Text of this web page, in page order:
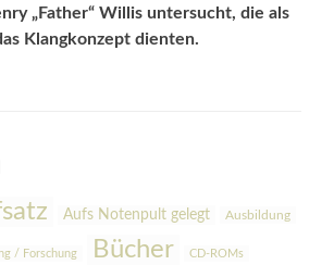
„Father“ Willis untersucht, die als
Klangkonzept dienten.
Aufs Notenpult gelegt Ausbildung
/ Forschung Bücher CD-ROMs